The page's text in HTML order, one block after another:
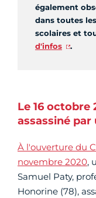
également
dans toutes
scolaires et
d'infos
.
Le 16 octobre
assassiné
À l'ouverture du
novembre 2020,
Samuel Paty,
Honorine (78),